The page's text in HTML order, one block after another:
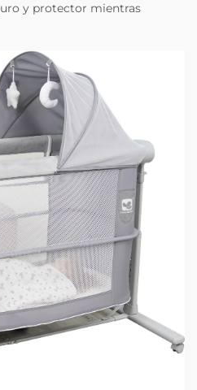
y protector mientras